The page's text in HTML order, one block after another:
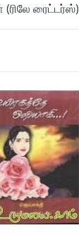
ரைட்டர்ஸ்)